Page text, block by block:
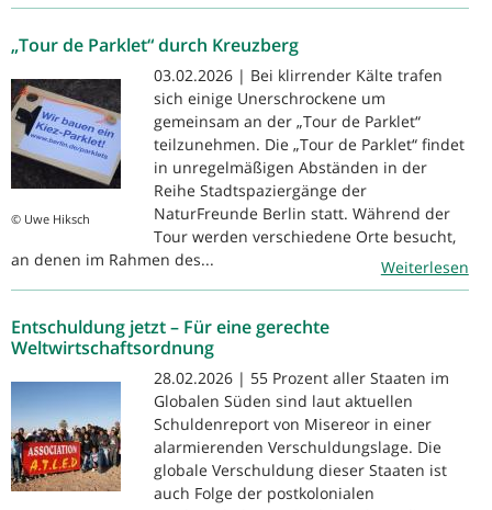
„Tour de Parklet“ durch Kreuzberg
© Uwe Hiksch
03.02.2026 | Bei klirrender Kälte trafen
sich einige Unerschrockene um
gemeinsam an der „Tour de Parklet“
teilzunehmen. Die „Tour de Parklet“ findet
in unregelmäßigen Abständen in der
Reihe Stadtspaziergänge der
NaturFreunde Berlin statt. Während der
Tour werden verschiedene Orte besucht,
an denen im Rahmen des...
Weiterlesen
Entschuldung jetzt – Für eine gerechte
Weltwirtschaftsordnung
28.02.2026 | 55 Prozent aller Staaten im
Globalen Süden sind laut aktuellen
Schuldenreport von Misereor in einer
alarmierenden Verschuldungslage. Die
globale Verschuldung dieser Staaten ist
auch Folge der postkolonialen